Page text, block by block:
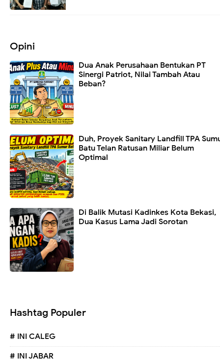
Opini
Dua Anak Perusahaan Bentukan PT
Sinergi Patriot, Nilai Tambah Atau
Beban?
Duh, Proyek Sanitary Landfill TPA
Batu Telan Ratusan Miliar Belum
Optimal
Di Balik Mutasi Kadinkes Kota Bekasi,
Dua Kasus Lama Jadi Sorotan
Hashtag Populer
# INI CALEG
# INI JABAR